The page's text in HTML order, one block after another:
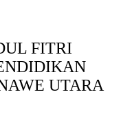
FITRI
UTARA